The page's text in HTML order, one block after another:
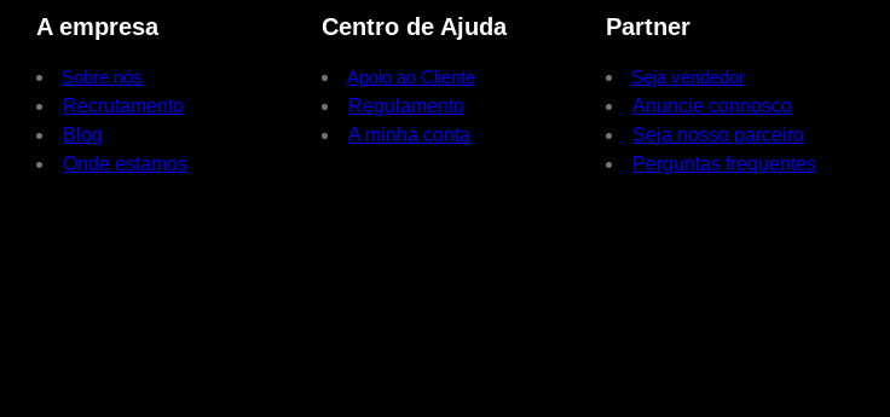
A empresa
Sobre nós
Recrutamento
Blog
Onde estamos
Centro de Ajuda
Apoio ao Cliente
Regulamento
A minha conta
Partner
Seja vendedor
Anuncie connosco
Seja nosso parceiro
Perguntas frequentes